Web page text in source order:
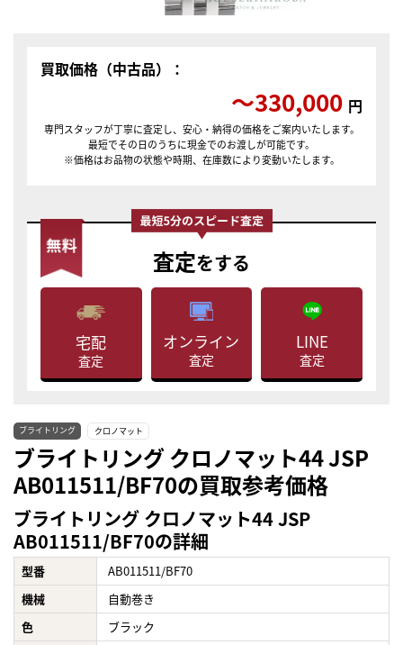
買取価格（中古品）：
〜330,000 円
専門スタッフが丁寧に査定し、安心・納得の価格をご案内いたします。
最短でその日のうちに現金でのお渡しが可能です。
※価格はお品物の状態や時期、在庫数により変動いたします。
査定をする
宅配
査定
オンライン
査定
LINE
査定
ブライトリング クロノマット
ブライトリング クロノマット44 JSP
AB011511/BF70の買取参考価格
ブライトリング クロノマット44 JSP
AB011511/BF70の詳細
型番
AB011511/BF70
機械
自動巻き
色
ブラック